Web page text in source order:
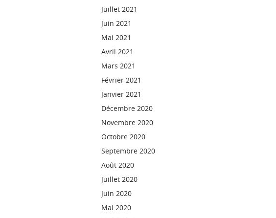
Juillet 2021
Juin 2021
Mai 2021
Avril 2021
Mars 2021
Février 2021
Janvier 2021
Décembre 2020
Novembre 2020
Octobre 2020
Septembre 2020
Août 2020
Juillet 2020
Juin 2020
Mai 2020